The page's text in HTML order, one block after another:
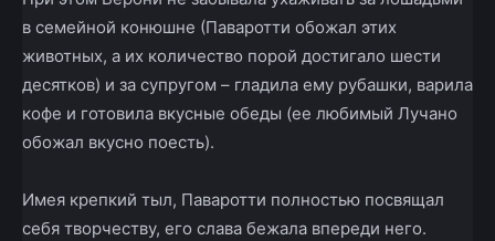
в семейной конюшне (Паваротти обожал этих
животных, а их количество порой достигало шести
десятков) и за супругом – гладила ему рубашки, варила
кофе и готовила вкусные обеды (ее любимый Лучано
обожал вкусно поесть).
Имея крепкий тыл, Паваротти полностью посвящал
себя творчеству, его слава бежала впереди него.